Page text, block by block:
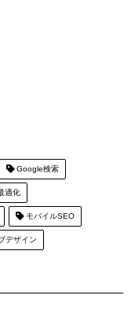
Google検索
適化
モバイルSEO
デザイン